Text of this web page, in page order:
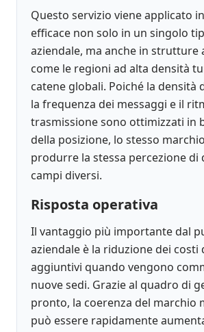
Questo servizio viene applicato
efficace non solo in un singolo
aziendale, ma anche in strutture
come le regioni ad alta densità
catene globali. Poiché la densità
la frequenza dei messaggi e il
trasmissione sono ottimizzati in
della posizione, lo stesso
produrre la stessa percezione di
campi diversi.
Risposta operativa
Il vantaggio più importante dal
aziendale è la riduzione dei costi
aggiuntivi quando vengono
nuove sedi. Grazie al quadro di
pronto, la coerenza del marchio
può essere rapidamente